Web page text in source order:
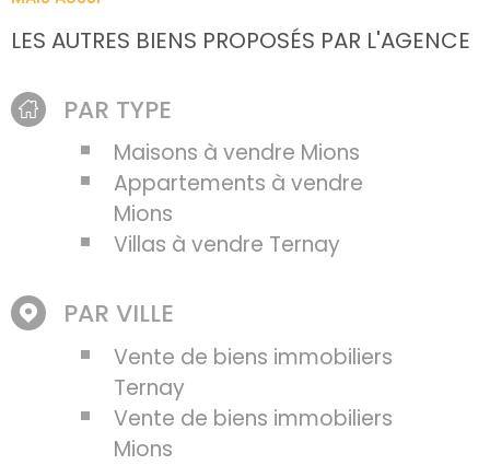
LES AUTRES BIENS PROPOSÉS PAR L'AGENCE
PAR TYPE
Maisons à vendre Mions
Appartements à vendre
Mions
Villas à vendre Ternay
PAR VILLE
Vente de biens immobiliers
Ternay
Vente de biens immobiliers
Mions